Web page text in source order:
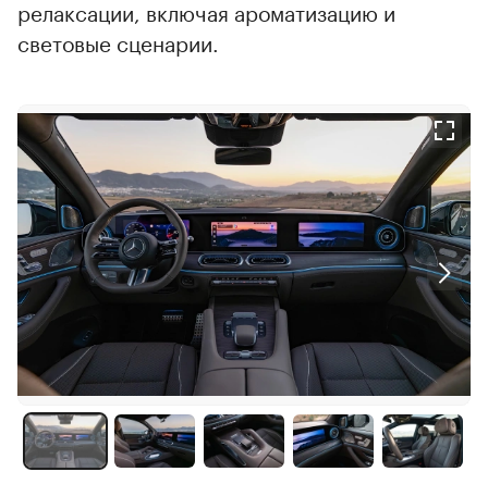
релаксации, включая ароматизацию и
световые сценарии.